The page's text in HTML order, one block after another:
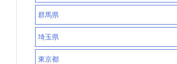
群馬県
埼玉県
東京都